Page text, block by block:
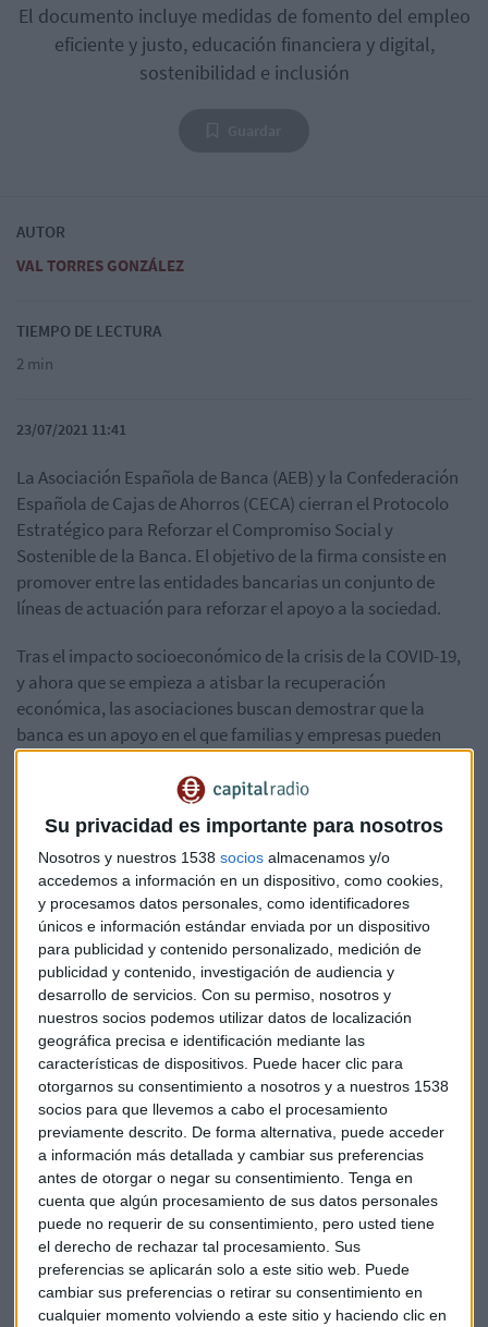
Su privacidad es importante para nosotros
Nosotros y nuestros 1538 socios almacenamos y/o
accedemos a información en un dispositivo, como cookies,
y procesamos datos personales, como identificadores
únicos e información estándar enviada por un dispositivo
para publicidad y contenido personalizado, medición de
publicidad y contenido, investigación de audiencia y
desarrollo de servicios. Con su permiso, nosotros y
nuestros socios podemos utilizar datos de localización
geográfica precisa e identificación mediante las
características de dispositivos. Puede hacer clic para
otorgarnos su consentimiento a nosotros y a nuestros 1538
socios para que llevemos a cabo el procesamiento
previamente descrito. De forma alternativa, puede acceder
a información más detallada y cambiar sus preferencias
antes de otorgar o negar su consentimiento. Tenga en
cuenta que algún procesamiento de sus datos personales
puede no requerir de su consentimiento, pero usted tiene
el derecho de rechazar tal procesamiento. Sus
preferencias se aplicarán solo a este sitio web. Puede
cambiar sus preferencias o retirar su consentimiento en
cualquier momento volviendo a este sitio y haciendo clic en
El documento incluye medidas de fomento del empleo
eficiente y justo, educación financiera y digital,
sostenibilidad e inclusión
AUTOR
VAL TORRES GONZÁLEZ
TIEMPO DE LECTURA
2 min
23/07/2021 11:41
La Asociación Española de Banca (AEB) y la Confederación
Española de Cajas de Ahorros (CECA) cierran el Protocolo
Estratégico para Reforzar el Compromiso Social y
Sostenible de la Banca. El objetivo de la firma consiste en
promover entre las entidades bancarias un conjunto de
líneas de actuación para reforzar el apoyo a la sociedad.
Tras el impacto socioeconómico de la crisis de la COVID-19,
y ahora que se empieza a atisbar la recuperación
económica, las asociaciones buscan demostrar que la
banca es un apoyo en el que familias y empresas pueden
confiar.
Formación de la plantilla
Todo ello se traduce en medidas específicas que se podrán
en marcha entre entidades. En primer lugar, uno de los
focos de actuación del protocolo será el empleo. Quieren
comprometerse con la formación, recolocación y
asignación eficiente de la plantilla. La educación en el
entorno digitaly financiera de los clientes y empleados la
destacan como la clave. Asimismo, remarcan el
compromiso de llevar a cabo procesos colectivos en
consonancia con empleados y sindicatos.
Otra de las medidas será la creación de un Observatorio
para la Inclusión Financiera. Remarcan la importancia de la
actualización del mapa de acceso a servicios financieros en
la España rural.
Digitalización y sostenibilidad
Por último, el protocolo señala que con estas medidas no
solo buscan el apoyo activo a la sociedad sino también el
impulso económico colectivo de la banca. Para ello, lanzan